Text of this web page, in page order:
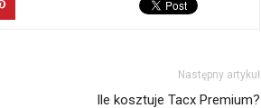
Następny artykuł
Ile kosztuje Tacx Premium?